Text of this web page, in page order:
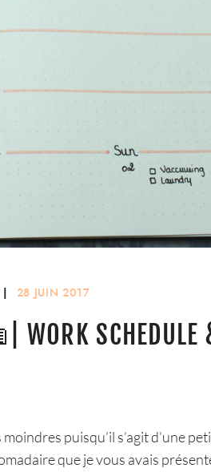
28 JUIN 2017
WORK SCHEDULE
puisqu’il s’agit d’une
que je vous avais